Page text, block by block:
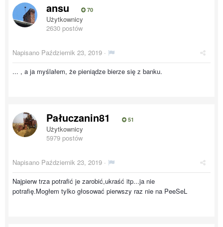
ansu 70
Użytkownicy
2630 postów
Napisano Październik 23, 2019 ·
... , a ja myślałem, że pieniądze bierze się z banku.
Pałuczanin81 51
Użytkownicy
5979 postów
Napisano Październik 23, 2019 ·
Najpierw trza potrafić je zarobić,ukraść itp...ja nie
potrafię.Mogłem tylko głosować pierwszy raz nie na PeeSeL